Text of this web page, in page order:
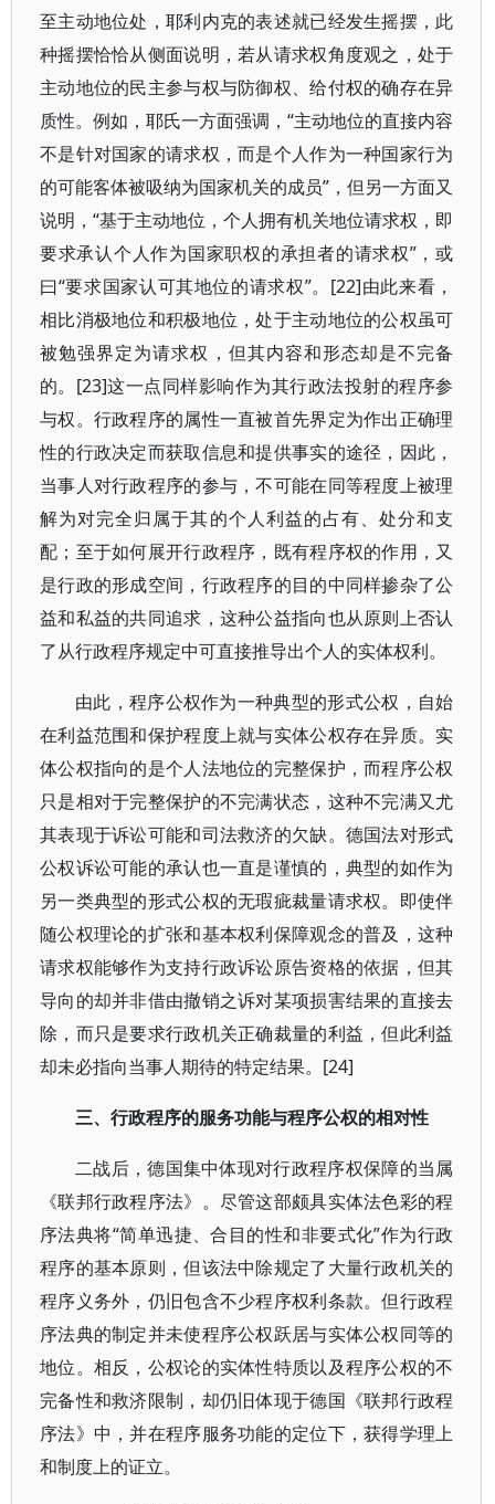
至主动地位处，耶利内克的表述就已经发生摇摆，此
种摇摆恰恰从侧面说明，若从请求权角度观之，处于
主动地位的民主参与权与防御权、给付权的确存在异
质性。例如，耶氏一方面强调，“主动地位的直接内容
不是针对国家的请求权，而是个人作为一种国家行为
的可能客体被吸纳为国家机关的成员”，但另一方面又
说明，“基于主动地位，个人拥有机关地位请求权，即
要求承认个人作为国家职权的承担者的请求权”，或
曰“要求国家认可其地位的请求权”。[22]由此来看，
相比消极地位和积极地位，处于主动地位的公权虽可
被勉强界定为请求权，但其内容和形态却是不完备
的。[23]这一点同样影响作为其行政法投射的程序参
与权。行政程序的属性一直被首先界定为作出正确理
性的行政决定而获取信息和提供事实的途径，因此，
当事人对行政程序的参与，不可能在同等程度上被理
解为对完全归属于其的个人利益的占有、处分和支
配；至于如何展开行政程序，既有程序权的作用，又
是行政的形成空间，行政程序的目的中同样掺杂了公
益和私益的共同追求，这种公益指向也从原则上否认
了从行政程序规定中可直接推导出个人的实体权利。
由此，程序公权作为一种典型的形式公权，自始
在利益范围和保护程度上就与实体公权存在异质。实
体公权指向的是个人法地位的完整保护，而程序公权
只是相对于完整保护的不完满状态，这种不完满又尤
其表现于诉讼可能和司法救济的欠缺。德国法对形式
公权诉讼可能的承认也一直是谨慎的，典型的如作为
另一类典型的形式公权的无瑕疵裁量请求权。即使伴
随公权理论的扩张和基本权利保障观念的普及，这种
请求权能够作为支持行政诉讼原告资格的依据，但其
导向的却并非借由撤销之诉对某项损害结果的直接去
除，而只是要求行政机关正确裁量的利益，但此利益
却未必指向当事人期待的特定结果。[24]
三、行政程序的服务功能与程序公权的相对性
二战后，德国集中体现对行政程序权保障的当属
《联邦行政程序法》。尽管这部颇具实体法色彩的程
序法典将“简单迅捷、合目的性和非要式化”作为行政
程序的基本原则，但该法中除规定了大量行政机关的
程序义务外，仍旧包含不少程序权利条款。但行政程
序法典的制定并未使程序公权跃居与实体公权同等的
地位。相反，公权论的实体性特质以及程序公权的不
完备性和救济限制，却仍旧体现于德国《联邦行政程
序法》中，并在程序服务功能的定位下，获得学理上
和制度上的证立。